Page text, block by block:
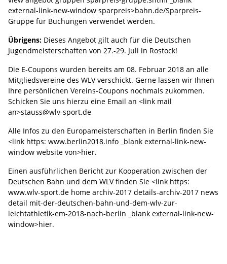
external-link-new-window sparpreis>bahn.de/Sparpreis-
Gruppe für Buchungen verwendet werden.
Übrigens: Dieses Angebot gilt auch für die Deutschen
Jugendmeisterschaften von 27.-29. Juli in Rostock!
Die E-Coupons wurden bereits am 08. Februar 2018 an alle
Mitgliedsvereine des WLV verschickt. Gerne lassen wir Ihnen
Ihre persönlichen Vereins-Coupons nochmals zukommen.
Schicken Sie uns hierzu eine Email an <link mail
an>stauss@wlv-sport.de
Alle Infos zu den Europameisterschaften in Berlin finden Sie
<link https: www.berlin2018.info _blank external-link-new-
window website von>hier.
Einen ausführlichen Bericht zur Kooperation zwischen der
Deutschen Bahn und dem WLV finden Sie <link https:
www.wlv-sport.de home archiv-2017 details-archiv-2017 news
detail mit-der-deutschen-bahn-und-dem-wlv-zur-
leichtathletik-em-2018-nach-berlin _blank external-link-new-
window>hier.